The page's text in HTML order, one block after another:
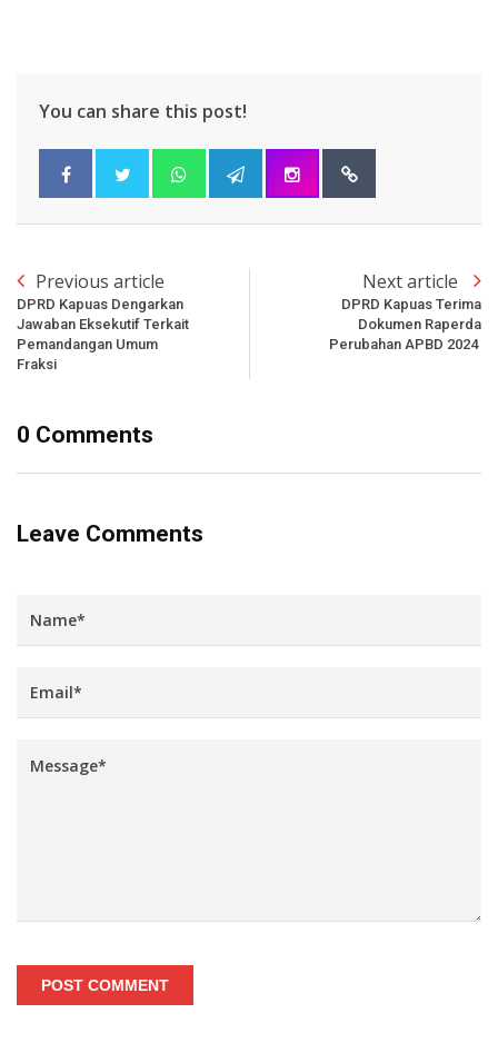
You can share this post!
Previous article
DPRD Kapuas Dengarkan
Jawaban Eksekutif Terkait
Pemandangan Umum
Fraksi
Next article
DPRD Kapuas Terima
Dokumen Raperda
Perubahan APBD 2024
0 Comments
Leave Comments
POST COMMENT